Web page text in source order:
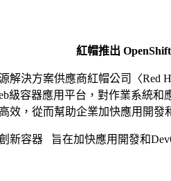
紅帽推出
解決方案供應商紅帽公司〈Red
級容器應用平台，對作業系統和
效，從而幫助企業加快應用開發
新容器 旨在加快應用開發和